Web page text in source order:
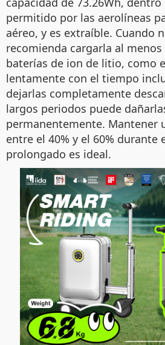
permitido por las aerolíneas
aéreo, y es extraíble. Cuando
recomienda cargarla al menos
baterías de ion de litio, como
lentamente con el tiempo
dejarlas completamente
largos periodos puede
permanentemente. Mantener
entre el 40% y el 60% durante
prolongado es ideal.